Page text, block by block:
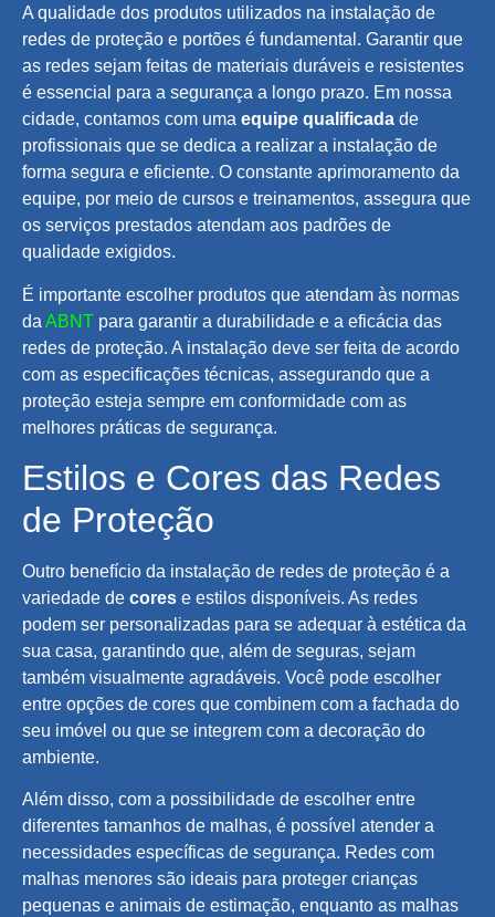
A qualidade dos produtos utilizados na instalação de
redes de proteção e portões é fundamental. Garantir que
as redes sejam feitas de materiais duráveis e resistentes
é essencial para a segurança a longo prazo. Em nossa
cidade, contamos com uma equipe qualificada de
profissionais que se dedica a realizar a instalação de
forma segura e eficiente. O constante aprimoramento da
equipe, por meio de cursos e treinamentos, assegura que
os serviços prestados atendam aos padrões de
qualidade exigidos.
É importante escolher produtos que atendam às normas
da ABNT para garantir a durabilidade e a eficácia das
redes de proteção. A instalação deve ser feita de acordo
com as especificações técnicas, assegurando que a
proteção esteja sempre em conformidade com as
melhores práticas de segurança.
Estilos e Cores das Redes
de Proteção
Outro benefício da instalação de redes de proteção é a
variedade de cores e estilos disponíveis. As redes
podem ser personalizadas para se adequar à estética da
sua casa, garantindo que, além de seguras, sejam
também visualmente agradáveis. Você pode escolher
entre opções de cores que combinem com a fachada do
seu imóvel ou que se integrem com a decoração do
ambiente.
Além disso, com a possibilidade de escolher entre
diferentes tamanhos de malhas, é possível atender a
necessidades específicas de segurança. Redes com
malhas menores são ideais para proteger crianças
pequenas e animais de estimação, enquanto as malhas